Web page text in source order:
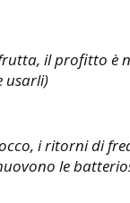
il profitto è
usarli)
i ritorni di
le